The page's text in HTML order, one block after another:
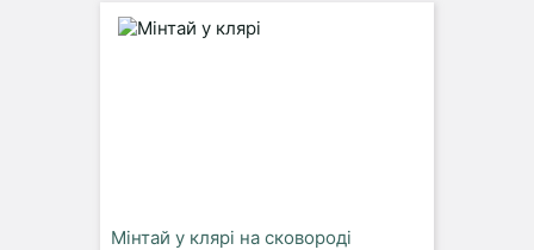
Мінтай у клярі на сковороді